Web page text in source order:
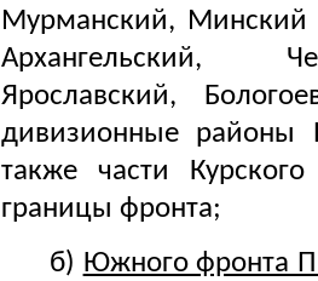
Мурманский, Минский
Архангельский,
Ярославский,
дивизионные
также части
границы фронта;
б) Южного фронта